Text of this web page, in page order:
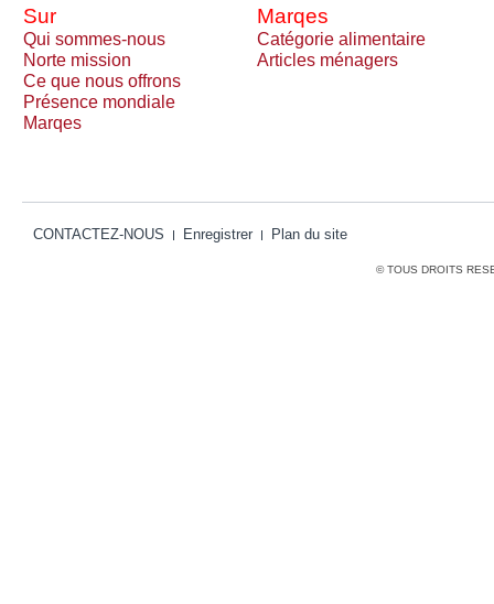
Sur Marqes
Qui sommes-nous
Catégorie alimentaire
Norte mission
Articles ménagers
Ce que nous offrons
Présence mondiale
Marqes
CONTACTEZ-NOUS Enregistrer Plan du site
© TOUS DROITS